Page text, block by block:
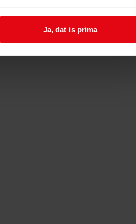
Ja, dat is prima